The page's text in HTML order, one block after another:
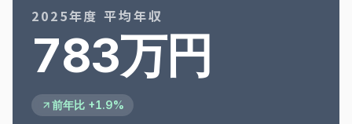
2025年度 平均年収
783万円
前年比 +1.9%